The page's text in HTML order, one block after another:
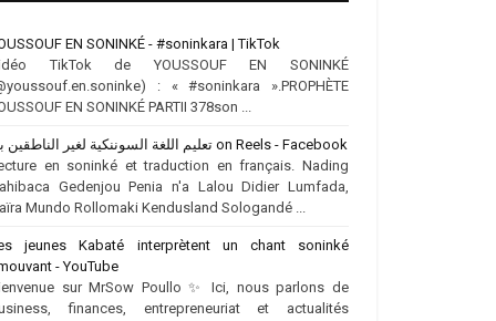
EN SONINKÉ - #soninkara | TikTok
TikTok de YOUSSOUF EN SONINKÉ
: « #soninkara ».PROPHÈTE
EN SONINKÉ PARTII 378son ...
تعليم اللغة السوننكية لغير الناطقين بها on Reels - Facebook
en soninké et traduction en français. Nading
Gedenjou Penia n'a Lalou Didier Lumfada,
Mundo Rollomaki Kendusland Sologandé ...
jeunes Kabaté interprètent un chant soninké
- YouTube
sur MrSow Poullo ✨ Ici, nous parlons de
finances, entrepreneuriat et actualités